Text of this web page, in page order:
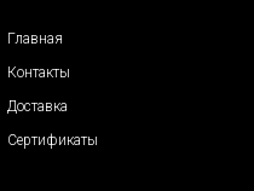
Главная
Контакты
Доставка
Сертификаты